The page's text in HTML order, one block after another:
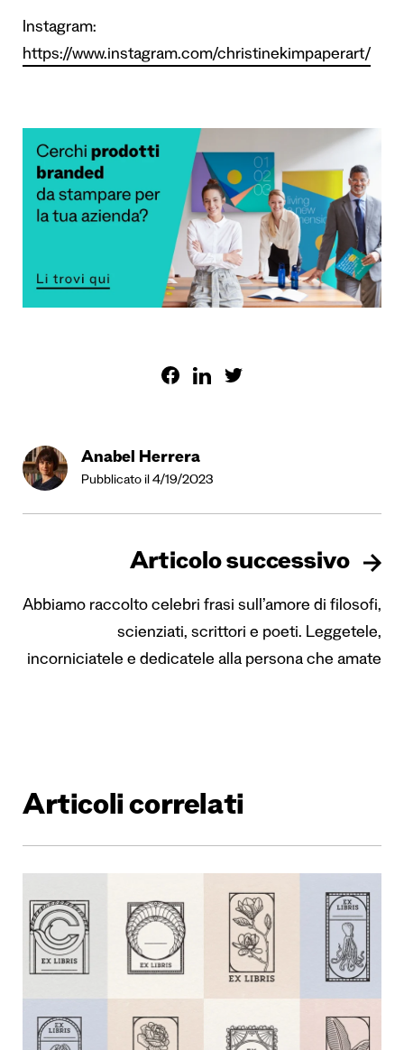
Instagram:
https://www.instagram.com/christinekimpaperart/
Anabel Herrera
Pubblicato il 4/19/2023
Articolo successivo
Abbiamo raccolto celebri frasi sull’amore di filosofi,
scienziati, scrittori e poeti. Leggetele,
incorniciatele e dedicatele alla persona che amate
Articoli correlati